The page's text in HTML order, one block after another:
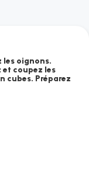
les oignons.
et coupez les
cubes. Préparez